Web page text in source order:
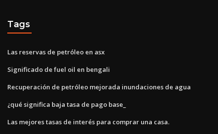
Tags
Las reservas de petróleo en asx
Significado de fuel oil en bengali
Recuperación de petróleo mejorada inundaciones de agua
¿qué significa baja tasa de pago base_
Las mejores tasas de interés para comprar una casa.